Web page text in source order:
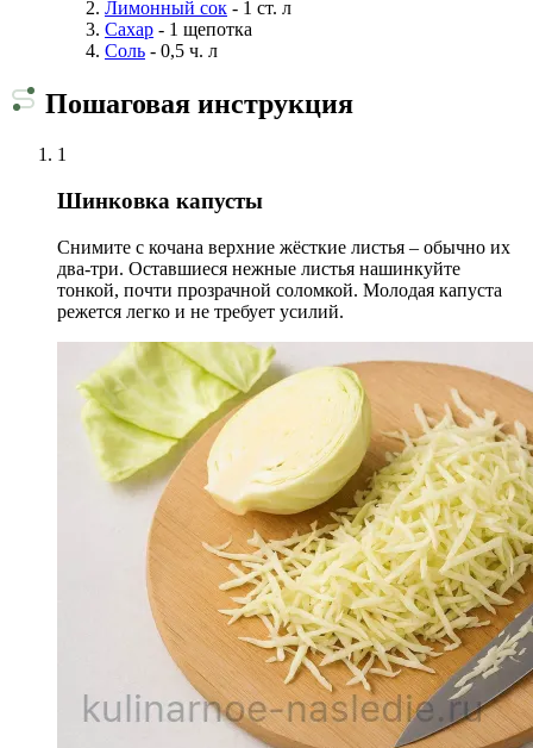
Лимонный сок - 1 ст. л
Сахар - 1 щепотка
Соль - 0,5 ч. л
Пошаговая инструкция
1
Шинковка капусты
Снимите с кочана верхние жёсткие листья – обычно их
два-три. Оставшиеся нежные листья нашинкуйте
тонкой, почти прозрачной соломкой. Молодая капуста
режется легко и не требует усилий.